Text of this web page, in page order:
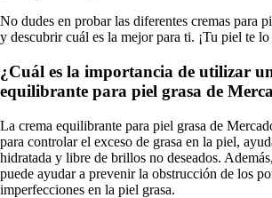
No dudes en probar las diferentes cremas para
y descubrir cuál es la mejor para ti. ¡Tu piel te lo
¿Cuál es la importancia de utilizar
equilibrante para piel grasa de
La crema equilibrante para piel grasa de
para controlar el exceso de grasa en la piel,
hidratada y libre de brillos no deseados.
puede ayudar a prevenir la obstrucción de los
imperfecciones en la piel grasa.